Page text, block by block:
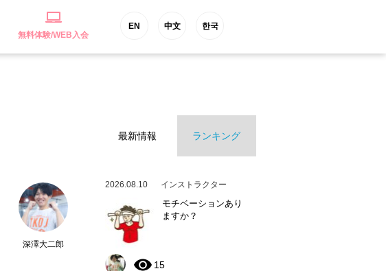
無料体験/WEB入会
EN 中文 한국
深澤大二郎
最新情報 ランキング
2026.08.10 インストラクター
モチベーションあり
ますか？
15